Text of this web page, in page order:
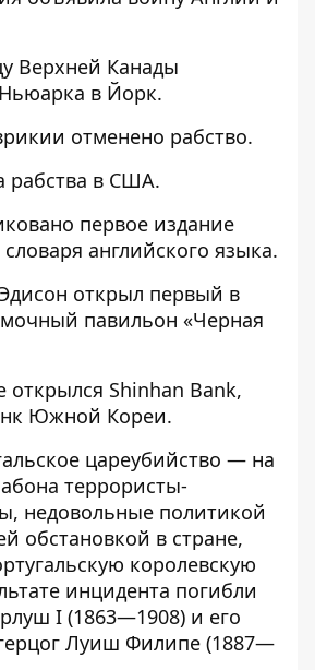
Верхней Канады
в Йорк.
отменено рабство.
рабства в США.
первое издание
английского языка.
открыл первый в
павильон «Черная
открылся Shinhan Bank,
Южной Кореи.
цареубийство — на
террористы-
недовольные политикой
обстановкой в стране,
королевскую
инцидента погибли
I (1863—1908) и его
Луиш Филипе (1887—